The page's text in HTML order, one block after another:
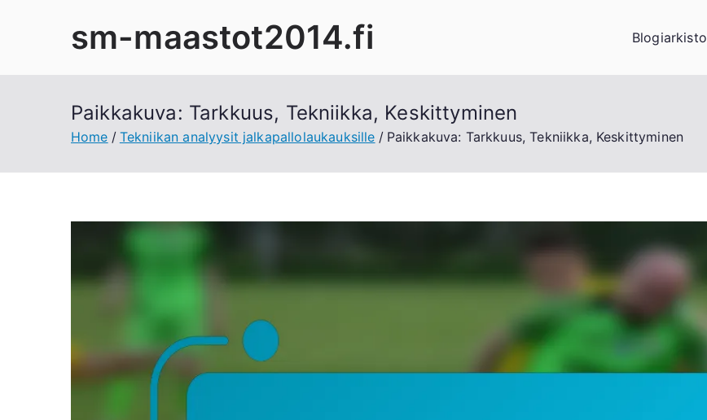
sm-maastot2014.fi Blogiarkisto
Paikkakuva: Tarkkuus, Tekniikka, Keskittyminen
Home Tekniikan analyysit jalkapallolaukauksille Paikkakuva: Tarkkuus, Tekniikka, Keskittyminen